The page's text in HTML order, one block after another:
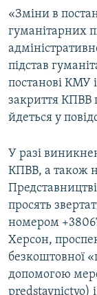
«Зміни в
гуманітарних
підстав
постанові КМУ
закриття КПВВ
йдеться у
У разі
КПВВ, а також
просять
номером
Херсон,
безкоштовної
допомогою
predstavnictvo)